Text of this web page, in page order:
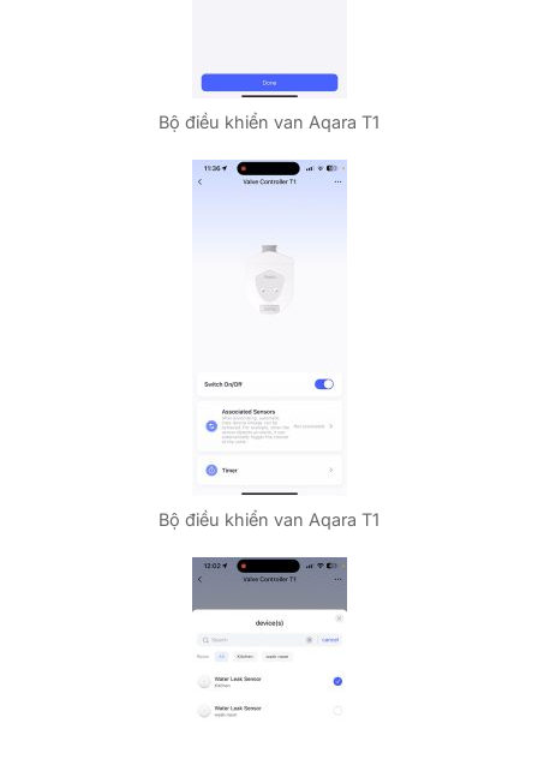
Bộ điều khiển van Aqara T1
Bộ điều khiển van Aqara T1